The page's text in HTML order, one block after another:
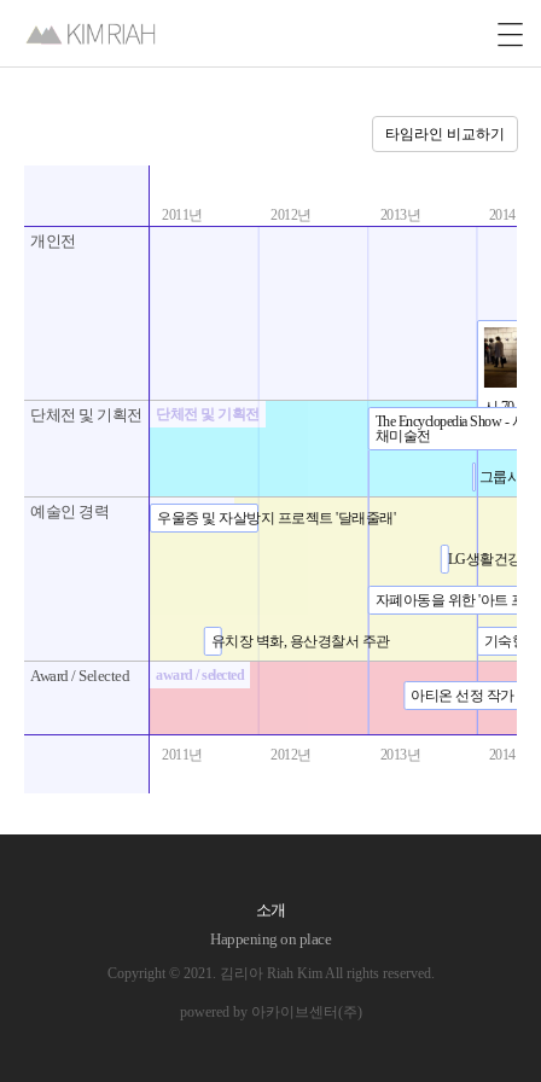
타임라인 비교하기
단체전 및 기획전
예술인 경력
award / selected
시 70분
그룹시화
The Encyclopedia Show - 서
채미술전
기숙형
자폐아동을 위한 '아트 프
LG생활건강
우울증 및 자살방지 프로젝트 '달래줄래'
유치장 벽화, 용산경찰서 주관
아티온 선정 작가
개인전
단체전 및 기획전
예술인 경력
Award / Selected
2011년 2012년 2013년 2014년
2011년 2012년 2013년 2014년
소개
Happening on place
Copyright © 2021. 김리아 Riah Kim All rights reserved.
powered by 아카이브센터(주)